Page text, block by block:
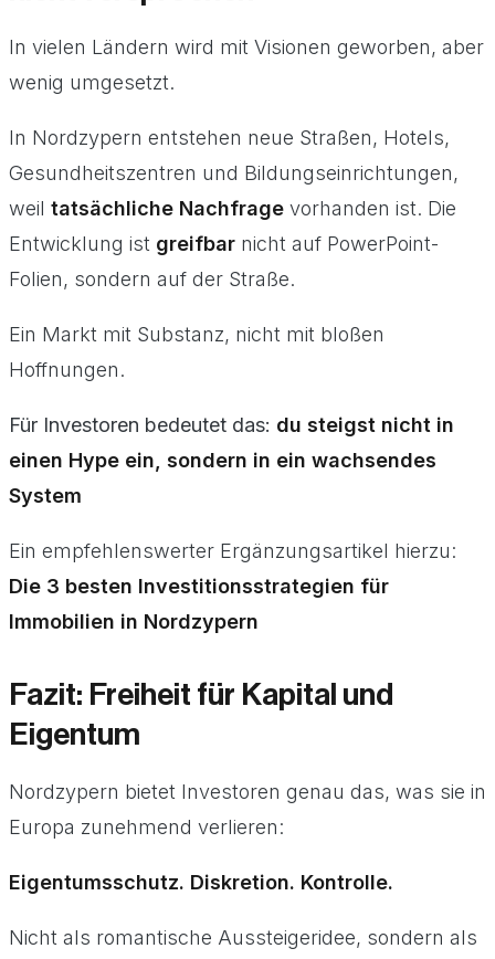
In vielen Ländern wird mit Visionen geworben, aber
wenig umgesetzt.
In Nordzypern entstehen neue Straßen, Hotels,
Gesundheitszentren und Bildungseinrichtungen,
weil tatsächliche Nachfrage vorhanden ist. Die
Entwicklung ist greifbar nicht auf PowerPoint-
Folien, sondern auf der Straße.
Ein Markt mit Substanz, nicht mit bloßen
Hoffnungen.
Für Investoren bedeutet das: du steigst nicht in
einen Hype ein, sondern in ein wachsendes
System
Ein empfehlenswerter Ergänzungsartikel hierzu:
Die 3 besten Investitionsstrategien für
Immobilien in Nordzypern
Fazit: Freiheit für Kapital und
Eigentum
Nordzypern bietet Investoren genau das, was sie in
Europa zunehmend verlieren:
Eigentumsschutz. Diskretion. Kontrolle.
Nicht als romantische Aussteigeridee, sondern als